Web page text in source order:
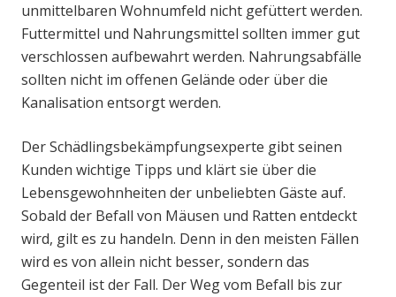
unmittelbaren Wohnumfeld nicht gefüttert werden.
Futtermittel und Nahrungsmittel sollten immer gut
verschlossen aufbewahrt werden. Nahrungsabfälle
sollten nicht im offenen Gelände oder über die
Kanalisation entsorgt werden.
Der Schädlingsbekämpfungsexperte gibt seinen
Kunden wichtige Tipps und klärt sie über die
Lebensgewohnheiten der unbeliebten Gäste auf.
Sobald der Befall von Mäusen und Ratten entdeckt
wird, gilt es zu handeln. Denn in den meisten Fällen
wird es von allein nicht besser, sondern das
Gegenteil ist der Fall. Der Weg vom Befall bis zur